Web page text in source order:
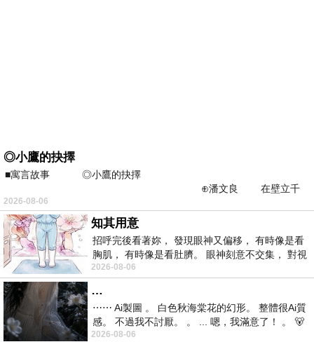
◎小鷹的抉擇
■寓言故事 ◎小鷹的抉擇
⊕潘文良 在壁立千
仞的懸崖上，有一座遮天蔽
2026-08-06
知其用意
招呼完後看著妳， 發現眼神又偏移， 有時像是看
胸肌， 有時像是看肚臍。 眼神刻意不交集， 對視
視線不對齊， 讓我很難不
2026-08-06
…
⋯⋯ Ai製圖 。 白色秋海棠花的幻形。 整體很Ai質
感。 不過我不討厭。 。 ... 嗯，我滿意了！ 。 🐻
昨中
2026-08-06